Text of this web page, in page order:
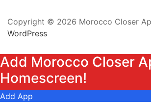
Copyright © 2026 Morocco Closer
WordPress
Add Morocco Closer
Homescreen!
Add App